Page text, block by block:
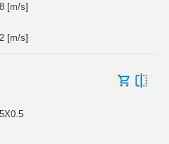
[m/s]
[m/s]